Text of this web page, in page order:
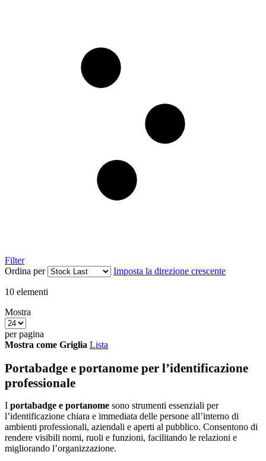
Filter
Ordina per
Imposta la direzione crescente
10 elementi
Mostra
per pagina
Mostra come Griglia Lista
Portabadge e portanome per l’identificazione
professionale
I portabadge e portanome sono strumenti essenziali per
l’identificazione chiara e immediata delle persone all’interno di
ambienti professionali, aziendali e aperti al pubblico. Consentono di
rendere visibili nomi, ruoli e funzioni, facilitando le relazioni e
migliorando l’organizzazione.